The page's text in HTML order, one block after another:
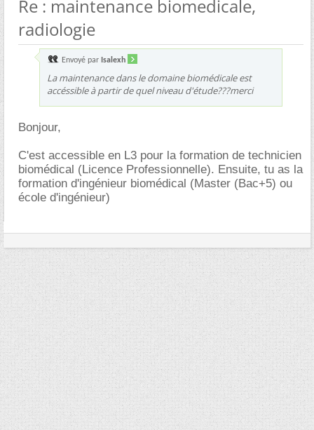
Re : maintenance biomedicale,
radiologie
Envoyé par Isalexh
La maintenance dans le domaine biomédicale est
accéssible à partir de quel niveau d'étude???merci
Bonjour,
C'est accessible en L3 pour la formation de technicien
biomédical (Licence Professionnelle). Ensuite, tu as la
formation d'ingénieur biomédical (Master (Bac+5) ou
école d'ingénieur)